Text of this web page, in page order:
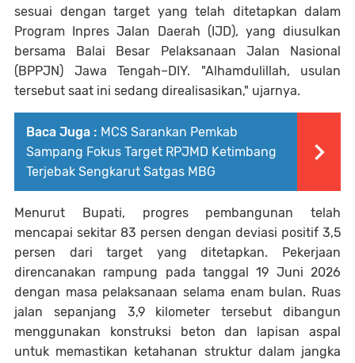
sesuai dengan target yang telah ditetapkan dalam
Program Inpres Jalan Daerah (IJD), yang diusulkan
bersama Balai Besar Pelaksanaan Jalan Nasional
(BPPJN) Jawa Tengah–DIY. "Alhamdulillah, usulan
tersebut saat ini sedang direalisasikan," ujarnya.
Baca Juga : MCS Sarankan Pemkab
Sampang Fokus Target RPJMD Ketimbang
Terjebak Sengkarut Satgas MBG
Menurut Bupati, progres pembangunan telah
mencapai sekitar 83 persen dengan deviasi positif 3,5
persen dari target yang ditetapkan. Pekerjaan
direncanakan rampung pada tanggal 19 Juni 2026
dengan masa pelaksanaan selama enam bulan. Ruas
jalan sepanjang 3,9 kilometer tersebut dibangun
menggunakan konstruksi beton dan lapisan aspal
untuk memastikan ketahanan struktur dalam jangka